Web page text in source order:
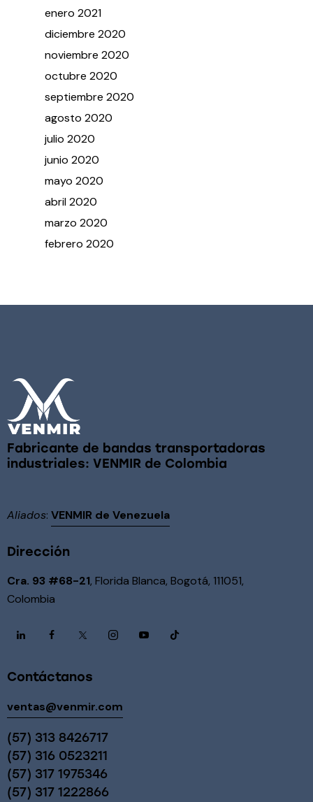
enero2021
diciembre2020
noviembre2020
octubre2020
septiembre2020
agosto2020
julio2020
junio2020
mayo2020
abril2020
marzo2020
febrero2020
Fabricante de bandas transportadoras
industriales: VENMIR de Colombia
Aliados: VENMIR de Venezuela
Dirección
Cra. 93 #68-21, Florida Blanca, Bogotá, 111051,
Colombia
Contáctanos
ventas@venmir.com
(57) 313 8426717
(57) 316 0523211
(57) 317 1975346
(57) 317 1222866